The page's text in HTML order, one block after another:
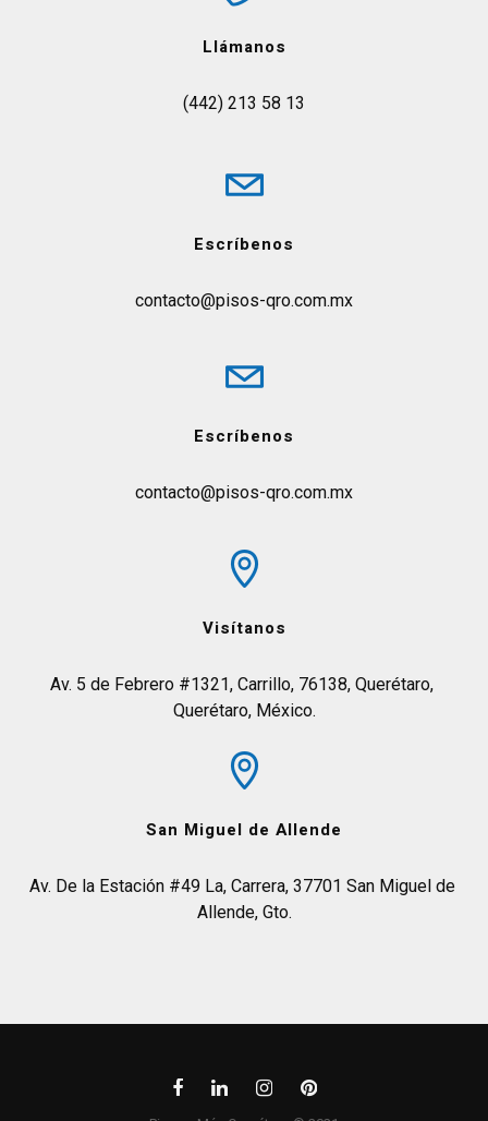
Llámanos
(442) 213 58 13
Escríbenos
contacto@pisos-qro.com.mx
Escríbenos
contacto@pisos-qro.com.mx
Visítanos
Av. 5 de Febrero #1321, Carrillo, 76138, Querétaro,
Querétaro, México.
San Miguel de Allende
Av. De la Estación #49 La, Carrera, 37701 San Miguel de
Allende, Gto.